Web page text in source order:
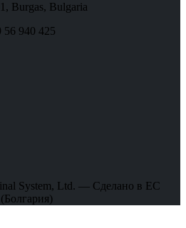
, Burgas, Bulgaria
56 940 425
System, Ltd. — Сделано в ЕС
(Болгария)